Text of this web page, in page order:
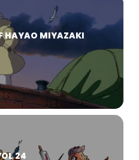
HAYAO MIYAZAKI
24